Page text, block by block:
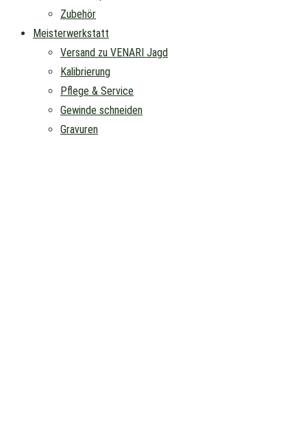
Zubehör
Meisterwerkstatt
Versand zu VENARI Jagd
Kalibrierung
Pflege & Service
Gewinde schneiden
Gravuren